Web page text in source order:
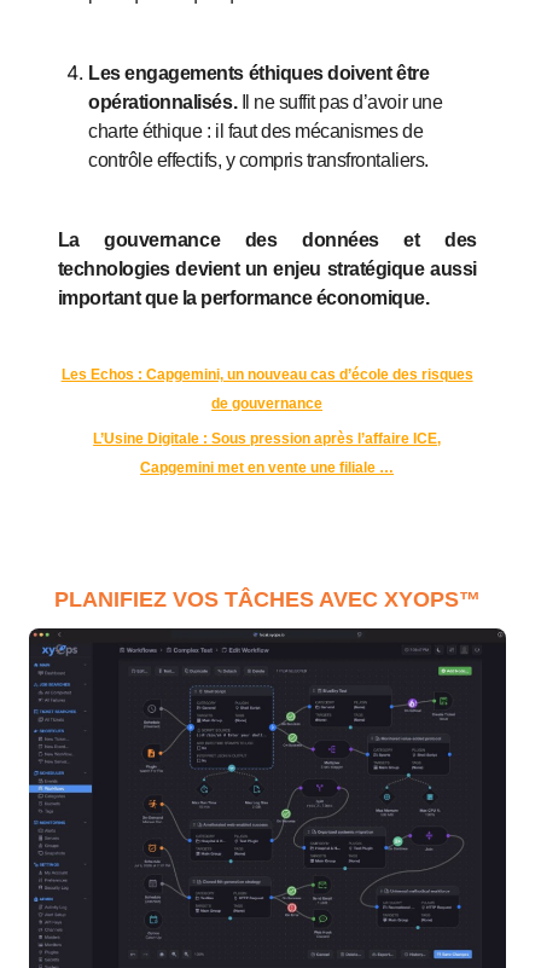
Les engagements éthiques doivent être
opérationnalisés.Il ne suffit pas d’avoir une
charte éthique : il faut des mécanismes de
contrôle effectifs, y compris transfrontaliers.
La gouvernance des données et des
technologies devient un enjeu stratégique aussi
important que la performance économique.
Les Echos : Capgemini, un nouveau cas d’école des risques
de gouvernance
L’Usine Digitale : Sous pression après l’affaire ICE,
Capgemini met en vente une filiale …
PLANIFIEZ VOS TÂCHES AVEC XYOPS™